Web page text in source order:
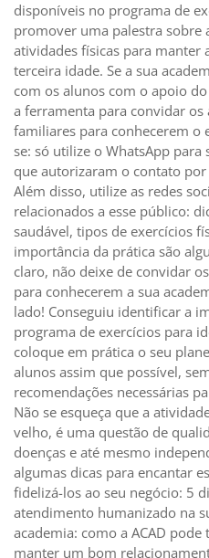
disponíveis no programa de
promover uma palestra sobre
atividades físicas para manter
terceira idade. Se a sua
com os alunos com o apoio
a ferramenta para convidar os
familiares para conhecerem o
se: só utilize o WhatsApp
que autorizaram o contato
Além disso, utilize as redes
relacionados a esse público:
saudável, tipos de exercícios
importância da prática são
claro, não deixe de convidar
para conhecerem a sua
lado! Conseguiu identificar a
programa de exercícios para
coloque em prática o seu
alunos assim que possível,
recomendações necessárias
Não se esqueça que a
velho, é uma questão de
doenças e até mesmo
algumas dicas para encantar
fidelizá-los ao seu negócio: 5
atendimento humanizado na
academia: como a ACAD pode
manter um bom